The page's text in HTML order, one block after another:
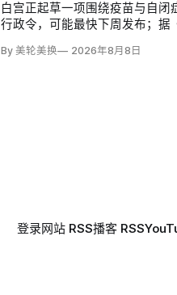
白宫正起草一项围绕疫苗与自闭
行政令，可能最快下周发布；据
接种计划、自闭症研究和家长选
By 美轮美换 2026年8月8日
登录网站 RSS播客 RSS